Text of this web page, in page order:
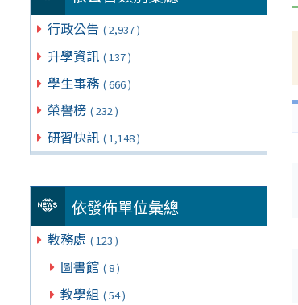
行政公告 ( 2,937 )
升學資訊 ( 137 )
學生事務 ( 666 )
榮譽榜 ( 232 )
研習快訊 ( 1,148 )
依發佈單位彙總
教務處 ( 123 )
圖書館 ( 8 )
教學組 ( 54 )